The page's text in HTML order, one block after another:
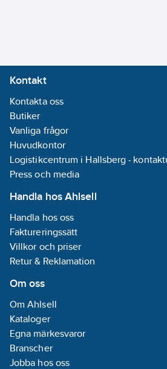
Kontakt
Kontakta oss
Butiker
Vanliga frågor
Huvudkontor
Logistikcentrum i Hallsberg -
Press och media
Handla hos Ahlsell
Handla hos oss
Faktureringssätt
Villkor och priser
Retur & Reklamation
Om oss
Om Ahlsell
Kataloger
Egna märkesvaror
Branscher
Jobba hos oss